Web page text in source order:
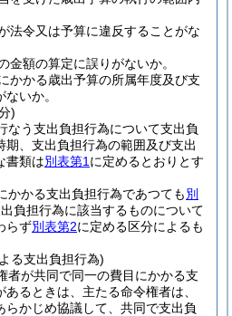
法令又は予算に違反することがな
金額の算定に誤りがないか。
かかる歳出予算の所属年度及び支
いか。
)
なう支出負担行為について支出負
期、支出負担行為の範囲及び支出
書類は別表第1 に定めるとおりとす
かかる支出負担行為であつても別
負担行為に該当するものについて
らず別表第2に定める区分によるも
る支出負担行為)
者が共同で同一の費目にかかる支
るときは、主たる命令権者は、
らかじめ協議して、共同で支出負